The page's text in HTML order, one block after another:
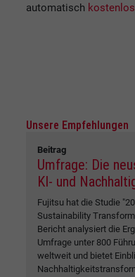
automatisch
Unsere Empfehlungen
Beitrag
Umfrage: Die
KI- und
Fujitsu hat die Studie
Sustainability
Bericht analysiert die
Umfrage unter 800
weltweit und bietet